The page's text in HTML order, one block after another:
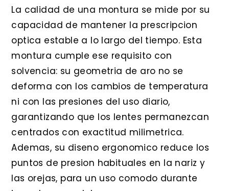
La calidad de una montura se mide por su
capacidad de mantener la prescripcion
optica estable a lo largo del tiempo. Esta
montura cumple ese requisito con
solvencia: su geometria de aro no se
deforma con los cambios de temperatura
ni con las presiones del uso diario,
garantizando que los lentes permanezcan
centrados con exactitud milimetrica.
Ademas, su diseno ergonomico reduce los
puntos de presion habituales en la nariz y
las orejas, para un uso comodo durante